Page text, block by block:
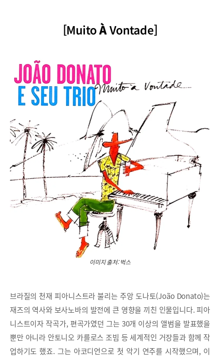
[MuitoÀVontade]
이미지 출처: 벅스
브라질의 천재 피아니스트라 불리는 주앙 도나토(João Donato)는
재즈의 역사와 보사노바의 발전에 큰 영향을 끼친 인물입니다. 피아
니스트이자 작곡가, 편곡가였던 그는 30개 이상의 앨범을 발표했을
뿐만 아니라 안토니오 카를로스 조빔 등 세계적인 거장들과 함께 작
업하기도 했죠. 그는 아코디언으로 첫 악기 연주를 시작했으며, 이